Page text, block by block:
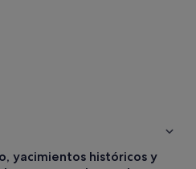
yacimientos históricos y